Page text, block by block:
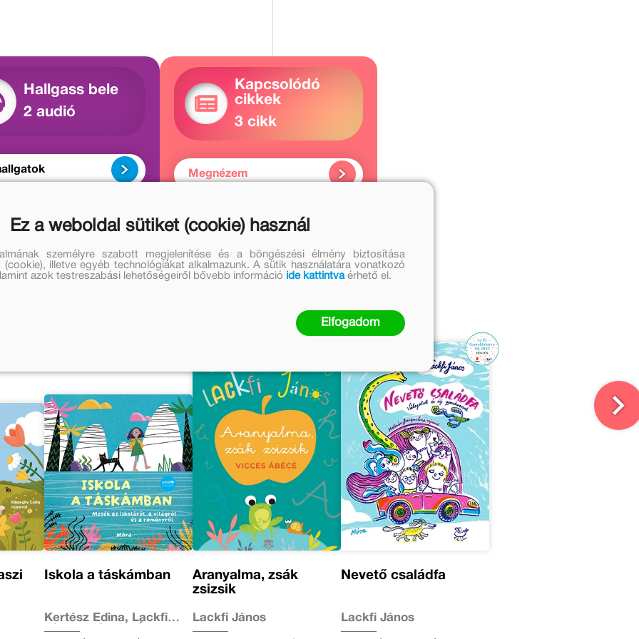
Hallgass bele
2 audió
Kapcsolódó
cikkek
3 cikk
Megnézem
Molnár Krisztina Rita további művei
Katalin további művei
Iskola a táskámban
Kertész Edina, Lackfi
János, Mészöly Ágnes,
Aranyalma, zsák
zsizsik
Lackfi János
Nevető családfa
Lackfi János
Ez a weboldal sütiket (cookie) használ
személyre szabott megjelenítése és a böngészési élmény biztosítása
(cookie), illetve egyéb technológiákat alkalmazunk. A sütik használatára vonatkozó
azok testreszabási lehetőségeiről bővebb információ ide kattintvaérhető el.
Elfogadom